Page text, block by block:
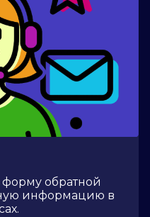
обратной
информацию в